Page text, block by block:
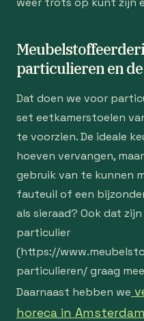
particulieren en
Dat doen we voor
set eetkamerstoelen
te voorzien. De ideale
hoeven vervangen,
gebruik van te kunnen
fauteuil of een
als sieraad? Ook dat
particulier
(https://
particulieren/ graag
Daarnaast hebben we
horeca in Amsterdam